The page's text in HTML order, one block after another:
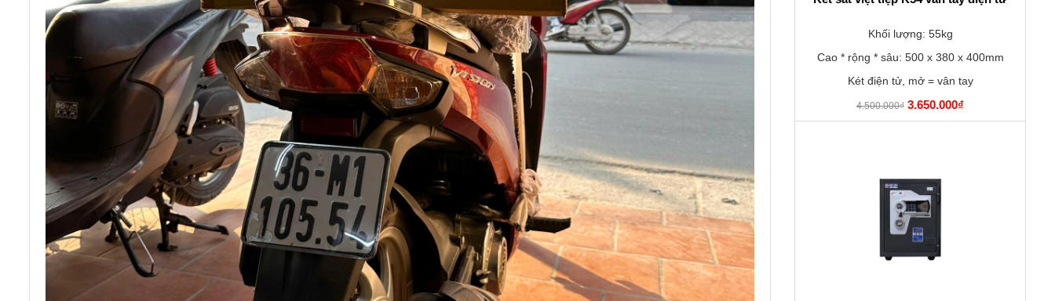
Khối lượng: 55kg
Cao * rộng * sâu: 500 x 380 x 400mm
Két điện tử, mở = vân tay
4.500.000₫ 3.650.000₫